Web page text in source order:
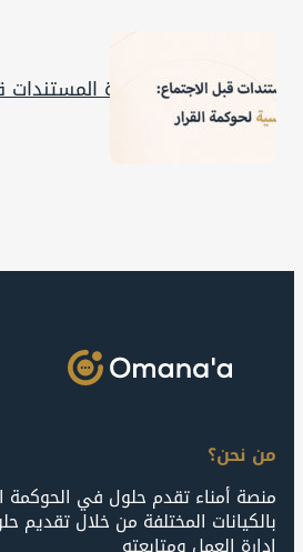
إدارة
من نحن؟
منصة أمناء تقدم حلول في الحوكمة
بالكيانات المختلفة من خلال